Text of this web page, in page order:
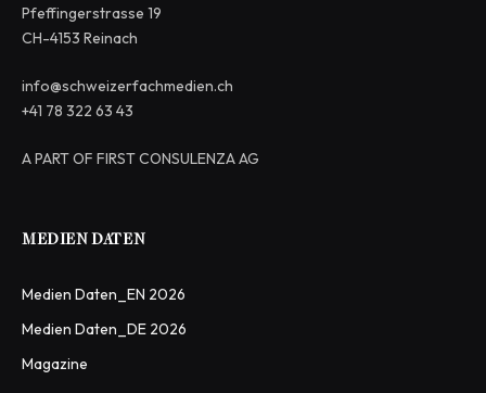
Pfeffingerstrasse 19
CH-4153 Reinach
info@schweizerfachmedien.ch
+41 78 322 63 43
A PART OF FIRST CONSULENZA AG
MEDIEN DATEN
Medien Daten_EN 2026
Medien Daten_DE 2026
Magazine